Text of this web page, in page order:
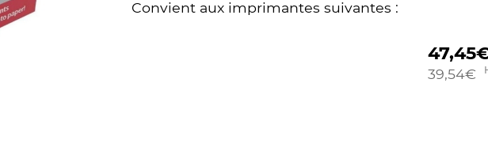
Convient aux imprimantes suivantes :
47,45
39,54€